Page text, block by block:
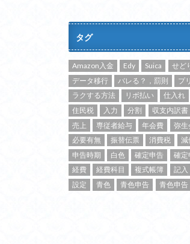
タグ
Amazon入金 Edy Suica せど
データ移行
バレる？，罰則 プ
ラクする方法
リボ払い 仕入れ
住民税
入力 分割 収支内訳書
売上
専従者給与 年会費 弥生
必要有無
振替伝票 消費税 減
申告時期
白色 確定申告 確定
経費
経費科目 複式帳簿 記入
設定
青色 青色申告 青色申